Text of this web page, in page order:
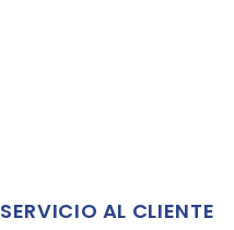
SERVICIO AL CLIENTE